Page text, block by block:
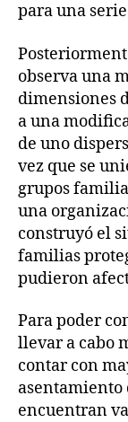
para una
observa una
dimensiones
a una
de uno
vez que se
grupos
una
construyó el
familias
pudieron
Para poder
llevar a cabo
contar con
asentamiento
encuentran